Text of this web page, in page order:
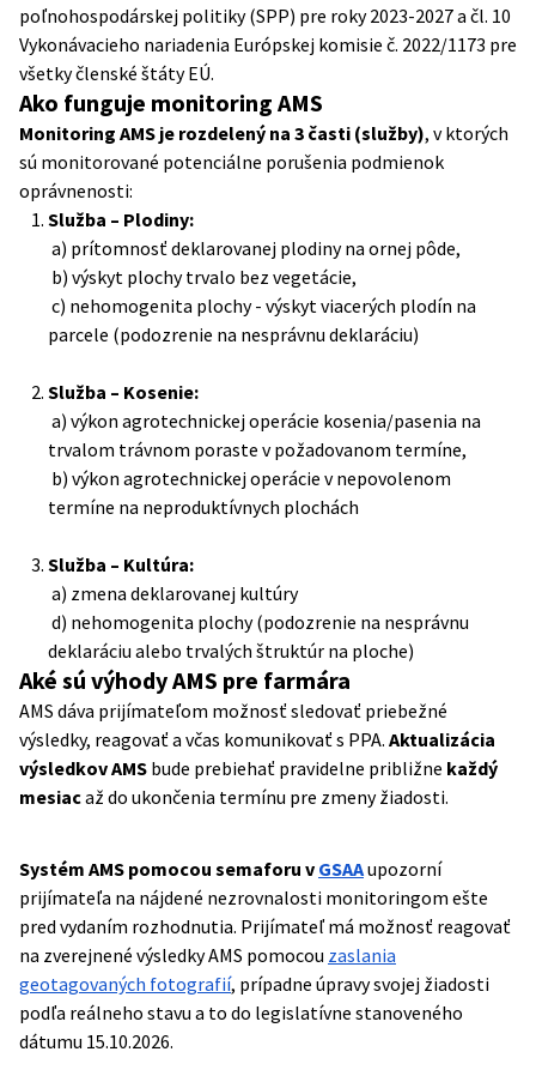
poľnohospodárskej politiky (SPP) pre roky 2023-2027 a čl. 10
Vykonávacieho nariadenia Európskej komisie č. 2022/1173 pre
všetky členské štáty EÚ.
Ako funguje monitoring AMS
Monitoring AMS je rozdelený na 3 časti (služby), v ktorých
sú monitorované potenciálne porušenia podmienok
oprávnenosti:
Služba – Plodiny:
a) prítomnosť deklarovanej plodiny na ornej pôde,
b) výskyt plochy trvalo bez vegetácie,
c) nehomogenita plochy - výskyt viacerých plodín na
parcele (podozrenie na nesprávnu deklaráciu)
Služba – Kosenie:
a) výkon agrotechnickej operácie kosenia/pasenia na
trvalom trávnom poraste v požadovanom termíne,
b) výkon agrotechnickej operácie v nepovolenom
termíne na neproduktívnych plochách
Služba – Kultúra:
a) zmena deklarovanej kultúry
d) nehomogenita plochy (podozrenie na nesprávnu
deklaráciu alebo trvalých štruktúr na ploche)
Aké sú výhody AMS pre farmára
AMS dáva prijímateľom možnosť sledovať priebežné
výsledky, reagovať a včas komunikovať s PPA. Aktualizácia
výsledkov AMS bude prebiehať pravidelne približne každý
mesiacaž do ukončenia termínu pre zmeny žiadosti.
Systém AMS pomocou semaforu v GSAAupozorní
prijímateľa na nájdené nezrovnalosti monitoringom ešte
pred vydaním rozhodnutia. Prijímateľ má možnosť reagovať
na zverejnené výsledky AMS pomocou zaslania
geotagovaných fotografií, prípadne úpravy svojej žiadosti
podľa reálneho stavu a to do legislatívne stanoveného
dátumu 15.10.2026.